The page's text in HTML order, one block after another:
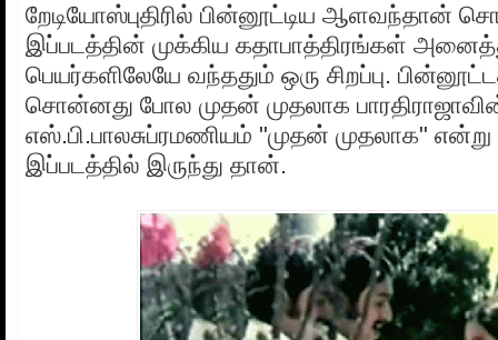
றேடியோஸ்புதிரில் பின்னூட்டிய ஆளவந்தான்
இப்படத்தின் முக்கிய கதாபாத்திரங்கள்
பெயர்களிலேயே வந்ததும் ஒரு சிறப்பு.
சொன்னது போல முதன் முதலாக
எஸ்.பி.பாலசுப்ரமணியம் "முதன் முதலாக" என்று
இப்படத்தில் இருந்து தான்.